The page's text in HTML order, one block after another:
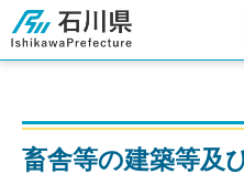
石川県
畜舎等の建築等及